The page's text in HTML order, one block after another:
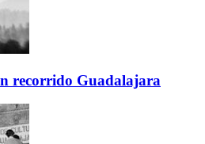
recorrido Guadalajara